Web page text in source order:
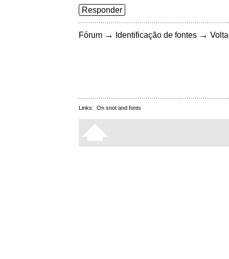
Responder
Fórum → Identificação de fontes →
Links: On snot and fonts